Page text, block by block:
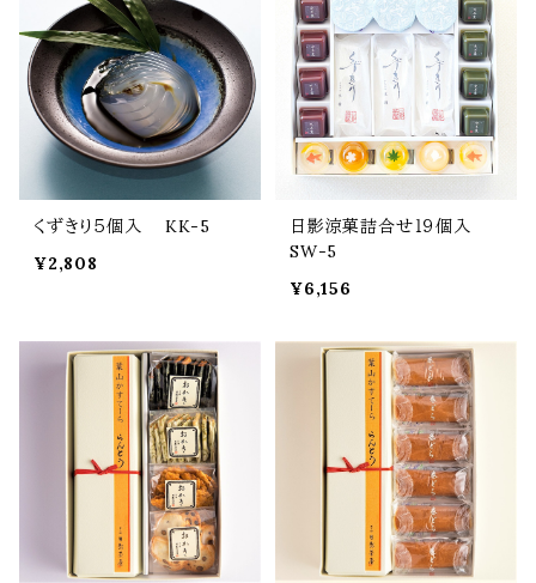
くずきり５個入 KK-5
¥2,808
日影涼菓詰合せ１９個入
SW-5
¥6,156